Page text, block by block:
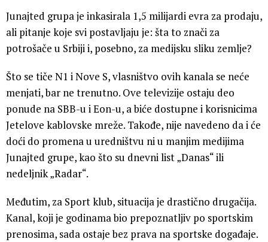
Junajted grupa je inkasirala 1,5 milijardi evra za prodaju,
ali pitanje koje svi postavljaju je: šta to znači za
potrošače u Srbiji i, posebno, za medijsku sliku zemlje?
Što se tiče N1 i Nove S, vlasništvo ovih kanala se neće
menjati, bar ne trenutno. Ove televizije ostaju deo
ponude na SBB-u i Eon-u, a biće dostupne i korisnicima
Jetelove kablovske mreže. Takođe, nije navedeno da i će
doći do promena u uredništvu ni u manjim medijima
Junajted grupe, kao što su dnevni list „Danas“ ili
nedeljnik „Radar“.
Međutim, za Sport klub, situacija je drastično drugačija.
Kanal, koji je godinama bio prepoznatljiv po sportskim
prenosima, sada ostaje bez prava na sportske događaje.